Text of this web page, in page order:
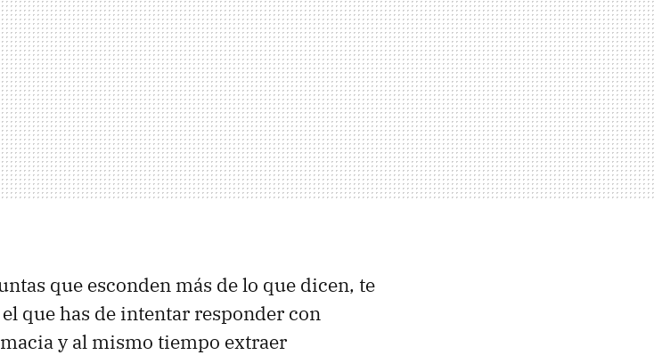
que esconden más de lo que dicen, te
que has de intentar responder con
y al mismo tiempo extraer